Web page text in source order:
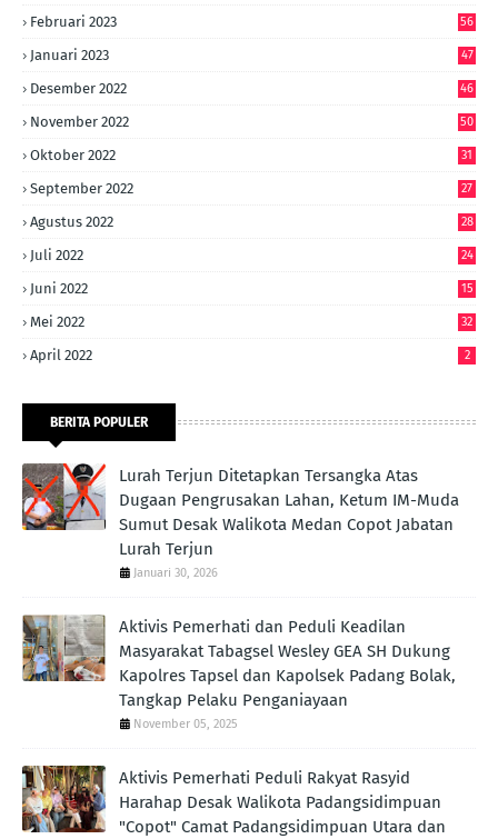
Februari 2023 56
Januari 2023 47
Desember 2022 46
November 2022 50
Oktober 2022 31
September 2022 27
Agustus 2022 28
Juli 2022 24
Juni 2022 15
Mei 2022 32
April 2022 2
BERITA POPULER
Lurah Terjun Ditetapkan Tersangka Atas
Dugaan Pengrusakan Lahan, Ketum IM-Muda
Sumut Desak Walikota Medan Copot Jabatan
Lurah Terjun
Januari 30, 2026
Aktivis Pemerhati dan Peduli Keadilan
Masyarakat Tabagsel Wesley GEA SH Dukung
Kapolres Tapsel dan Kapolsek Padang Bolak,
Tangkap Pelaku Penganiayaan
November 05, 2025
Aktivis Pemerhati Peduli Rakyat Rasyid
Harahap Desak Walikota Padangsidimpuan
"Copot" Camat Padangsidimpuan Utara dan